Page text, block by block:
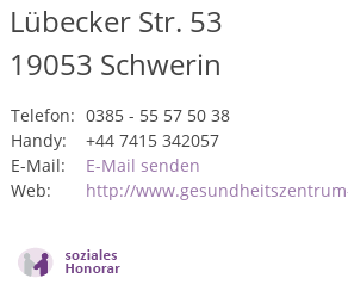
Lübecker Str. 53
19053 Schwerin
Telefon: 0385 - 55 57 50 38
Handy:
+44 7415 342057
E-Mail:
E-Mail senden
Web:
http://